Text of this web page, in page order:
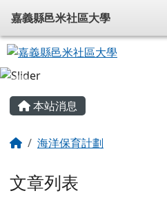
嘉義縣邑米社區大學
導覽列
嘉義縣邑米社區大學
主內容區域
本站消息
回首頁海洋保育計劃
文章列表
頁尾區域